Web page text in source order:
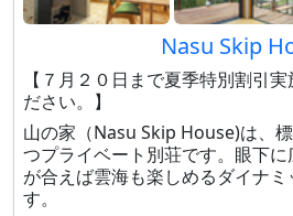
Nasu Skip
【７月２０日まで夏季特別割引
ださい。】
山の家（Nasu Skip House)は、
つプライベート別荘です。眼下
が合えば雲海も楽しめるダイナ
す。